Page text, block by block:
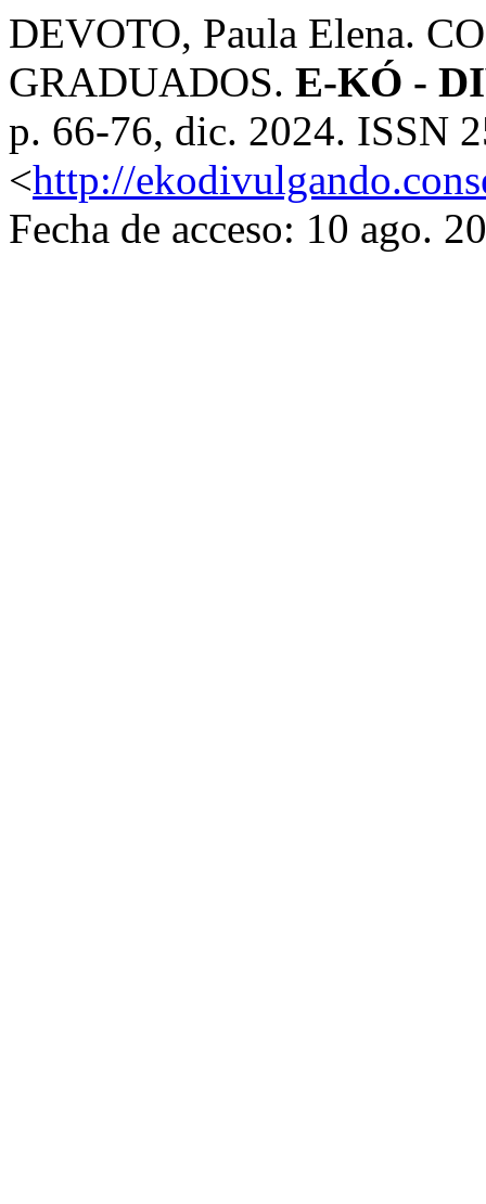
DEVOTO, Paula Elena.
GRADUADOS. E-KÓ -
p. 66-76, dic. 2024. ISSN
<http://
Fecha de acceso: 10 ago.